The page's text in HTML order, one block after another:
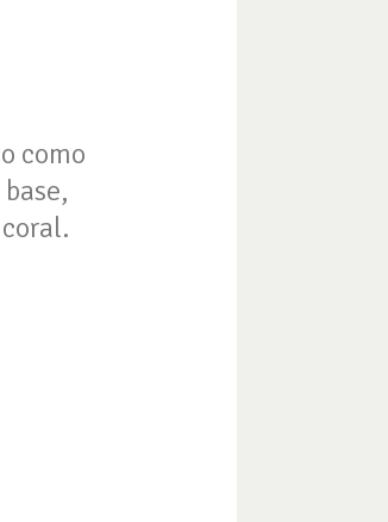
como